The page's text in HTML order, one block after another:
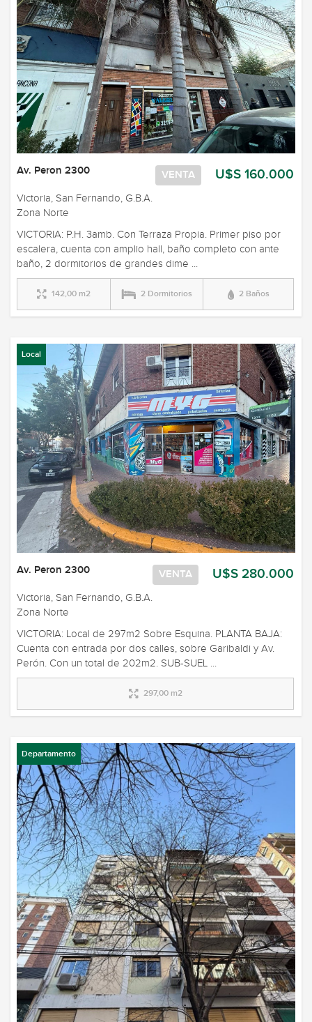
U$S 160.000
VENTA
Av. Peron 2300
Victoria, San Fernando, G.B.A.
Zona Norte
VICTORIA: P.H. 3amb. Con Terraza Propia. Primer piso por
escalera, cuenta con amplio hall, baño completo con ante
baño, 2 dormitorios de grandes dime ...
142,00 m2 2 Dormitorios 2 Baños
Local
U$S 280.000
VENTA
Av. Peron 2300
Victoria, San Fernando, G.B.A.
Zona Norte
VICTORIA: Local de 297m2 Sobre Esquina. PLANTA BAJA:
Cuenta con entrada por dos calles, sobre Garibaldi y Av.
Perón. Con un total de 202m2. SUB-SUEL ...
297,00 m2
Departamento